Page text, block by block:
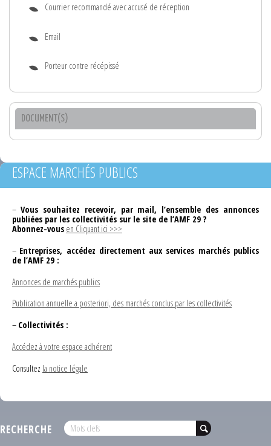
Courrier recommandé avec accusé de réception
Email
Porteur contre récépissé
DOCUMENT(S)
ESPACE MARCHÉS PUBLICS
– Vous souhaitez recevoir, par mail, l’ensemble des annonces
publiées par les collectivités sur le site de l’AMF 29 ?
Abonnez-vous en Cliquant ici >>>
– Entreprises, accédez directement aux services marchés publics
de l’AMF 29 :
Annonces de marchés publics
Publication annuelle a posteriori, des marchés conclus par les collectivités
– Collectivités :
Accédez à votre espace adhérent
Consultez la notice légale
RECHERCHE